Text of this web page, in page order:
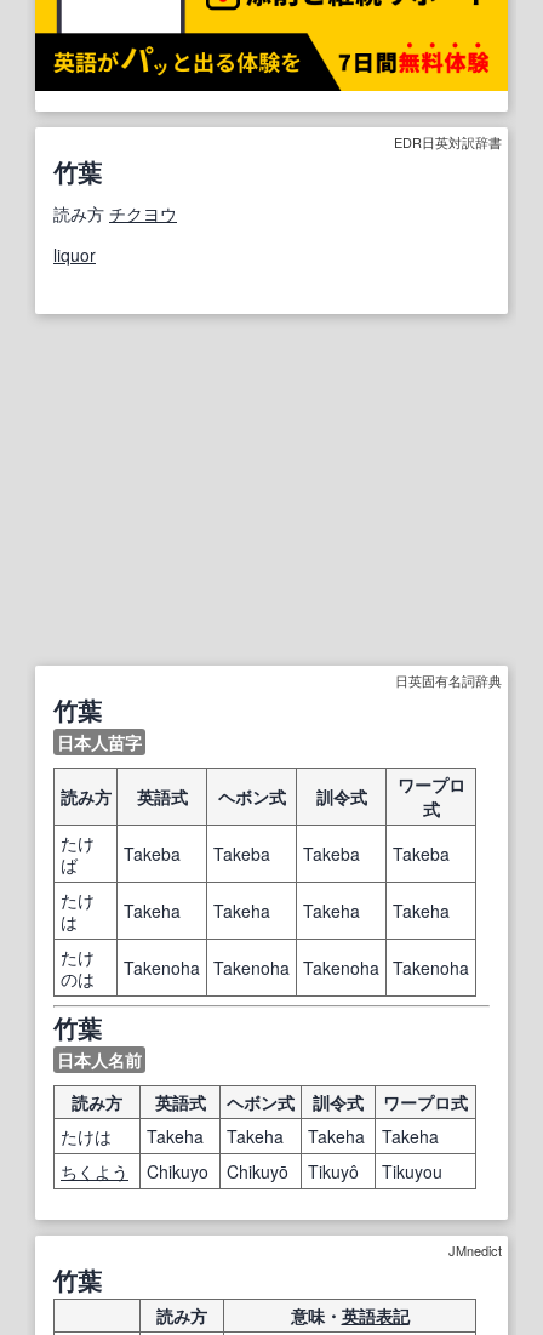
EDR日英対訳辞書
竹葉
読み方 チクヨウ
liquor
日英固有名詞辞典
竹葉
日本人苗字
読み方 英語式 ヘボン式 訓令式
ワープロ
式
たけ
ば
Takeba Takeba Takeba
Takeba
たけ
は
Takeha Takeha Takeha
Takeha
たけ
のは
Takenoha Takenoha Takenoha Takenoha
竹葉
日本人名前
読み方
英語式 ヘボン式 訓令式
ワープロ式
たけは
Takeha Takeha Takeha
Takeha
ちくよう
Chikuyo Chikuyō Tikuyô Tikuyou
JMnedict
竹葉
読み方 意味・ 英語表記